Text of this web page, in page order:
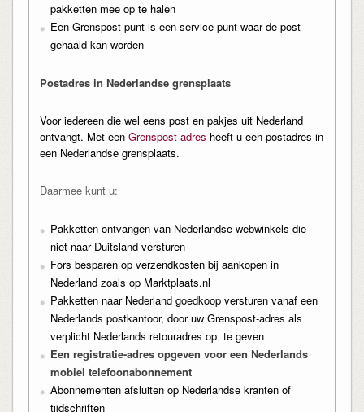
pakketten mee op te halen
Een Grenspost-punt is een service-punt waar de post
gehaald kan worden
Postadres in Nederlandse grensplaats
Voor iedereen die wel eens post en pakjes uit Nederland
ontvangt. Met een Grenspost-adres heeft u een postadres in
een Nederlandse grensplaats.
Daarmee kunt u:
Pakketten ontvangen van Nederlandse webwinkels die
niet naar Duitsland versturen
Fors besparen op verzendkosten bij aankopen in
Nederland zoals op Marktplaats.nl
Pakketten naar Nederland goedkoop versturen vanaf een
Nederlands postkantoor, door uw Grenspost-adres als
verplicht Nederlands retouradres op te geven
Een registratie-adres opgeven voor een Nederlands
mobiel telefoonabonnement
Abonnementen afsluiten op Nederlandse kranten of
tijdschriften